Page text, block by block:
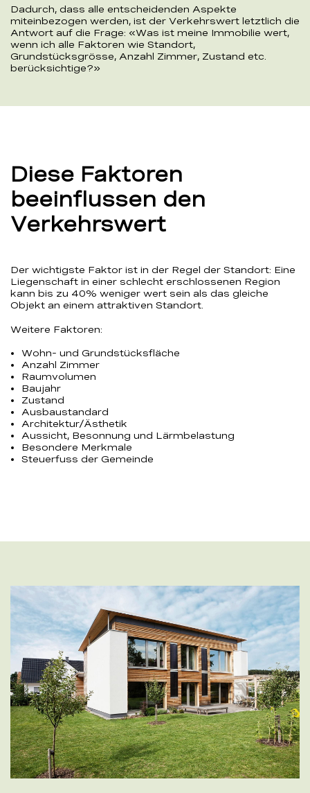
Dadurch, dass alle entscheidenden Aspekte
miteinbezogen werden, ist der Verkehrswert letztlich die
Antwort auf die Frage: «Was ist meine Immobilie wert,
wenn ich alle Faktoren wie Standort,
Grundstücksgrösse, Anzahl Zimmer, Zustand etc.
berücksichtige?»
Diese Faktoren
beeinflussen den
Verkehrswert
Der wichtigste Faktor ist in der Regel der Standort: Eine
Liegenschaft in einer schlecht erschlossenen Region
kann bis zu 40% weniger wert sein als das gleiche
Objekt an einem attraktiven Standort.
Weitere Faktoren:
Wohn- und Grundstücksfläche
Anzahl Zimmer
Raumvolumen
Baujahr
Zustand
Ausbaustandard
Architektur/Ästhetik
Aussicht, Besonnung und Lärmbelastung
Besondere Merkmale
Steuerfuss der Gemeinde